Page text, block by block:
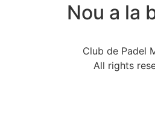
Nou a la
Club de Padel
All rights